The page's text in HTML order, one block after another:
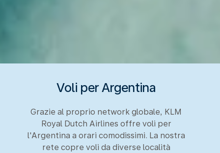
Voli per Argentina
Grazie al proprio network globale, KLM
Royal Dutch Airlines offre voli per
l'Argentina a orari comodissimi. La nostra
rete copre voli da diverse località